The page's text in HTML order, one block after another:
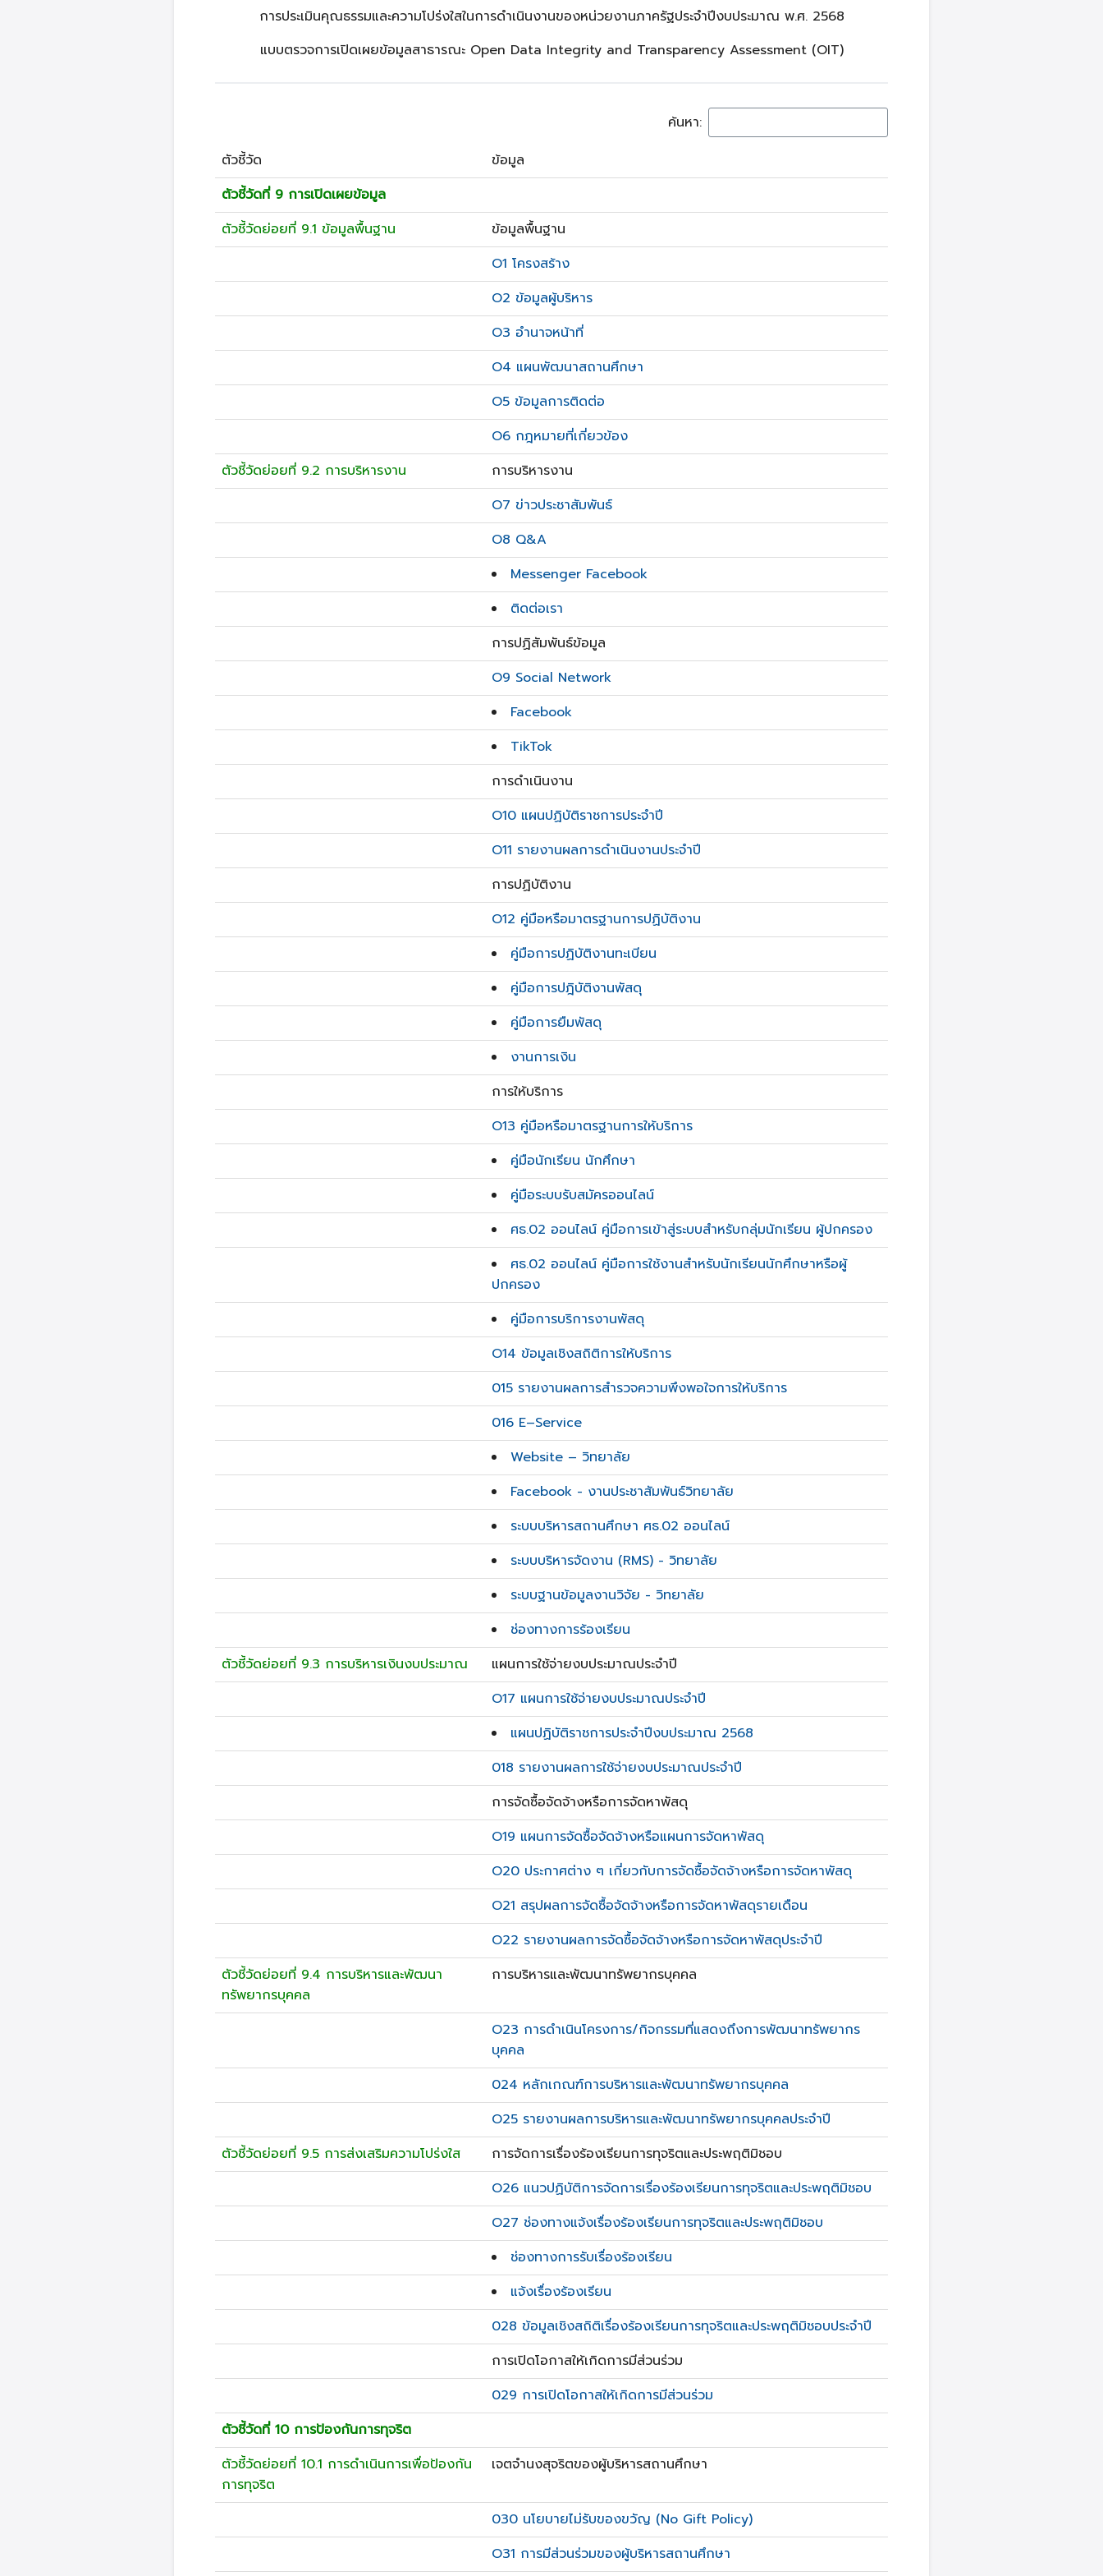
Search
การประเมินคุณธรรมและความโปร่งใสในการดำเนินงานของหน่วยงานภาครัฐประจำปีงบประมาณ พ.ศ. 2568
แบบตรวจการเปิดเผยข้อมูลสาธารณะ Open Data Integrity and Transparency Assessment (OIT)
ค้นหา:
ตัวชี้วัด
ข้อมูล
ตัวชี้วัดที่ 9 การเปิดเผยข้อมูล
ตัวชี้วัดย่อยที่ 9.1 ข้อมูลพื้นฐาน
ข้อมูลพื้นฐาน
O1 โครงสร้าง
O2 ข้อมูลผู้บริหาร
O3 อำนาจหน้าที่
O4 แผนพัฒนาสถานศึกษา
O5 ข้อมูลการติดต่อ
O6 กฎหมายที่เกี่ยวข้อง
ตัวชี้วัดย่อยที่ 9.2 การบริหารงาน
การบริหารงาน
O7 ข่าวประชาสัมพันธ์
O8 Q&A
Messenger Facebook
ติดต่อเรา
การปฏิสัมพันธ์ข้อมูล
O9 Social Network
Facebook
TikTok
การดำเนินงาน
O10 แผนปฏิบัติราชการประจำปี
O11 รายงานผลการดำเนินงานประจำปี
การปฏิบัติงาน
O12 คู่มือหรือมาตรฐานการปฏิบัติงาน
คู่มือการปฏิบัติงานทะเบียน
คู่มือการปฎิบัติงานพัสดุ
คู่มือการยืมพัสดุ
งานการเงิน
การให้บริการ
O13 คู่มือหรือมาตรฐานการให้บริการ
คู่มือนักเรียน นักศึกษา
คู่มือระบบรับสมัครออนไลน์
ศธ.02 ออนไลน์ คู่มือการเข้าสู่ระบบสำหรับกลุ่มนักเรียน ผู้ปกครอง
ศธ.02 ออนไลน์ คู่มือการใช้งานสำหรับนักเรียนนักศึกษาหรือผู้
ปกครอง
คู่มือการบริการงานพัสดุ
O14 ข้อมูลเชิงสถิติการให้บริการ
015 รายงานผลการสำรวจความพึงพอใจการให้บริการ
016 E–Service
Website – วิทยาลัย
Facebook - งานประชาสัมพันธ์วิทยาลัย
ระบบบริหารสถานศึกษา ศธ.02 ออนไลน์
ระบบบริหารจัดงาน (RMS) - วิทยาลัย
ระบบฐานข้อมูลงานวิจัย - วิทยาลัย
ช่องทางการร้องเรียน
ตัวชี้วัดย่อยที่ 9.3 การบริหารเงินงบประมาณ
แผนการใช้จ่ายงบประมาณประจำปี
O17 แผนการใช้จ่ายงบประมาณประจำปี
แผนปฏิบัติราชการประจำปีงบประมาณ 2568
018 รายงานผลการใช้จ่ายงบประมาณประจำปี
การจัดซื้อจัดจ้างหรือการจัดหาพัสดุ
O19 แผนการจัดซื้อจัดจ้างหรือแผนการจัดหาพัสดุ
O20 ประกาศต่าง ๆ เกี่ยวกับการจัดซื้อจัดจ้างหรือการจัดหาพัสดุ
O21 สรุปผลการจัดซื้อจัดจ้างหรือการจัดหาพัสดุรายเดือน
O22 รายงานผลการจัดซื้อจัดจ้างหรือการจัดหาพัสดุประจำปี
ตัวชี้วัดย่อยที่ 9.4 การบริหารและพัฒนา
ทรัพยากรบุคคล
การบริหารและพัฒนาทรัพยากรบุคคล
O23 การดำเนินโครงการ/กิจกรรมที่แสดงถึงการพัฒนาทรัพยากร
บุคคล
024 หลักเกณฑ์การบริหารและพัฒนาทรัพยากรบุคคล
O25 รายงานผลการบริหารและพัฒนาทรัพยากรบุคคลประจำปี
ตัวชี้วัดย่อยที่ 9.5 การส่งเสริมความโปร่งใส
การจัดการเรื่องร้องเรียนการทุจริตและประพฤติมิชอบ
O26 แนวปฏิบัติการจัดการเรื่องร้องเรียนการทุจริตและประพฤติมิชอบ
O27 ช่องทางแจ้งเรื่องร้องเรียนการทุจริตและประพฤติมิชอบ
ช่องทางการรับเรื่องร้องเรียน
แจ้งเรื่องร้องเรียน
028 ข้อมูลเชิงสถิติเรื่องร้องเรียนการทุจริตและประพฤติมิชอบประจำปี
การเปิดโอกาสให้เกิดการมีส่วนร่วม
029 การเปิดโอกาสให้เกิดการมีส่วนร่วม
ตัวชี้วัดที่ 10 การป้องกันการทุจริต
ตัวชี้วัดย่อยที่ 10.1 การดำเนินการเพื่อป้องกัน
การทุจริต
เจตจำนงสุจริตของผู้บริหารสถานศึกษา
030 นโยบายไม่รับของขวัญ (No Gift Policy)
O31 การมีส่วนร่วมของผู้บริหารสถานศึกษา